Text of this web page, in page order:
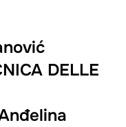
DELLE